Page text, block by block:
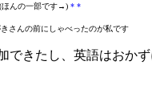
ほんの一部です→) * *
さんの前にしゃべったのが私です
できたし、英語はおか